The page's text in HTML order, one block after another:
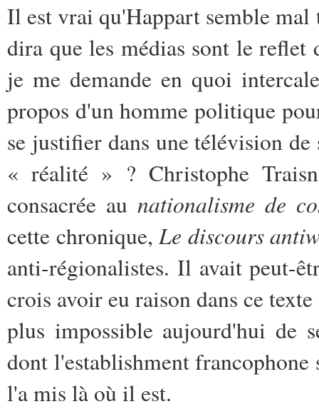
Il est vrai qu'Happart semble
dira que les médias sont le reflet
je me demande en quoi
propos d'un homme politique
se justifier dans une télévision
« réalité » ? Christophe
consacrée au nationalisme de
cette chronique,Le discours
anti-régionalistes. Il avait peut-
crois avoir eu raison dans ce
plus impossible aujourd'hui de
dont l'establishment
l'a mis là où il est.